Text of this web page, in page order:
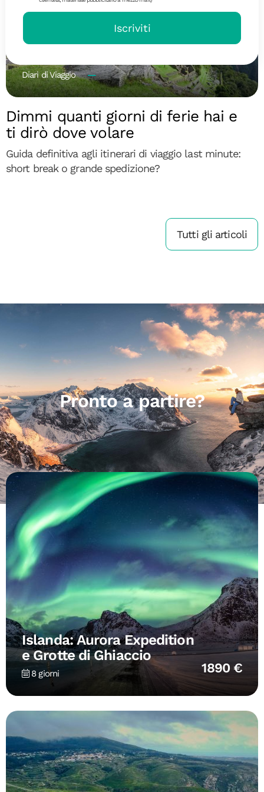
Diari di Viaggio
Dimmi quanti giorni di ferie hai e
ti dirò dove volare
Guida definitiva agli itinerari di viaggio last minute:
short break o grande spedizione?
Tutti gli articoli
Pronto a partire?
Islanda: Aurora Expedition
e Grotte di Ghiaccio
8 giorni 1890 €
Iscriviti